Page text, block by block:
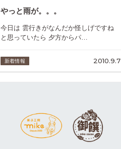
やっと雨が。。。
今日は 雲行きがなんだか怪しげですね
と思っていたら 夕方からパ…
新着情報 2010.9.7